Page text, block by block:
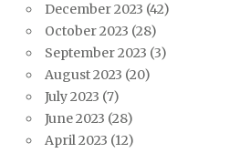
December 2023 (42)
October 2023 (28)
September 2023 (3)
August 2023 (20)
July 2023 (7)
June 2023 (28)
April 2023 (12)